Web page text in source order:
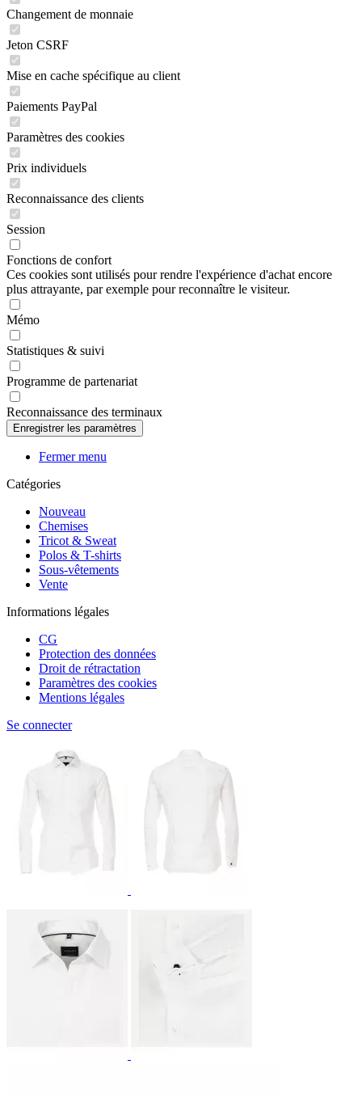
Changement de monnaie
Jeton CSRF
Mise en cache spécifique au client
Paiements PayPal
Paramètres des cookies
Prix individuels
Reconnaissance des clients
Session
Fonctions de confort
Ces cookies sont utilisés pour rendre l'expérience d'achat encore
plus attrayante, par exemple pour reconnaître le visiteur.
Mémo
Statistiques & suivi
Programme de partenariat
Reconnaissance des terminaux
Fermer menu
Catégories
Nouveau
Chemises
Tricot & Sweat
Polos & T-shirts
Sous-vêtements
Vente
Informations légales
CG
Protection des données
Droit de rétractation
Paramètres des cookies
Mentions légales
Se connecter